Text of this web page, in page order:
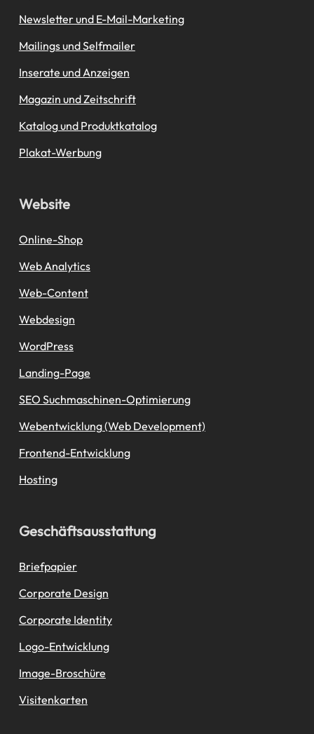
Newsletter und E-Mail-Marketing
Mailings und Selfmailer
Inserate und Anzeigen
Magazin und Zeitschrift
Katalog und Produktkatalog
Plakat-Werbung
Website
Online-Shop
Web Analytics
Web-Content
Webdesign
WordPress
Landing-Page
SEO Suchmaschinen-Optimierung
Webentwicklung (Web Development)
Frontend-Entwicklung
Hosting
Geschäftsausstattung
Briefpapier
Corporate Design
Corporate Identity
Logo-Entwicklung
Image-Broschüre
Visitenkarten